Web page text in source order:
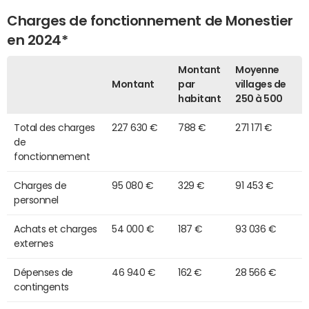
Charges de fonctionnement de Monestier
en 2024*
Montant
Montant
par
habitant
Moyenne
villages de
250 à 500
Total des charges
de
fonctionnement
227 630 € 788 € 271 171 €
Charges de
personnel
95 080 € 329 € 91 453 €
Achats et charges
externes
54 000 € 187 € 93 036 €
Dépenses de
contingents
46 940 € 162 € 28 566 €